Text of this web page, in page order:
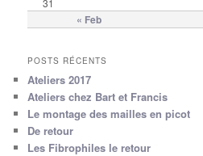
« Feb
31
POSTS RÉCENTS
Ateliers 2017
Ateliers chez Bart et Francis
Le montage des mailles en picot
De retour
Les Fibrophiles le retour